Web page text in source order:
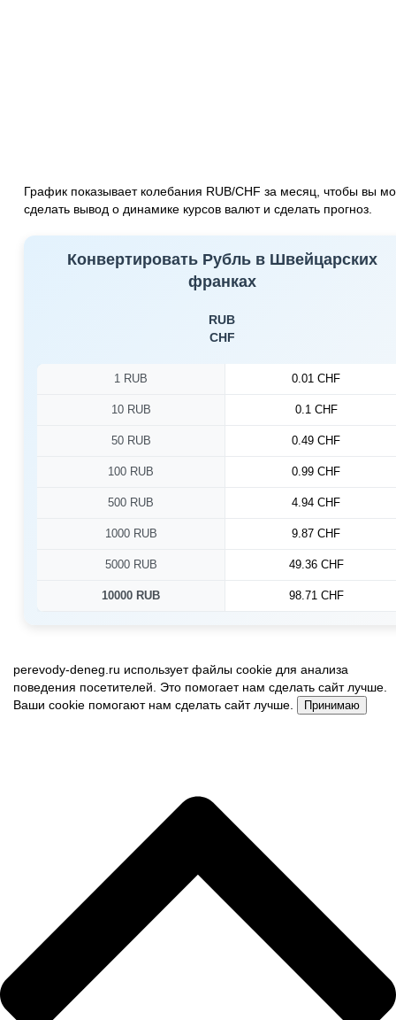
График показывает колебания RUB/CHF за месяц, чтобы вы
сделать вывод о динамике курсов валют и сделать прогноз.
Конвертировать Рубль в Швейцарских
франках
RUB
CHF
1 RUB 0.01 CHF
10 RUB 0.1 CHF
50 RUB 0.49 CHF
100 RUB 0.99 CHF
500 RUB 4.94 CHF
1000 RUB 9.87 CHF
5000 RUB 49.36 CHF
10000 RUB 98.71 CHF
perevody-deneg.ru использует файлы cookie для анализа
поведения посетителей. Это помогает нам сделать сайт лучше.
Ваши cookie помогают нам сделать сайт лучше.
Принимаю